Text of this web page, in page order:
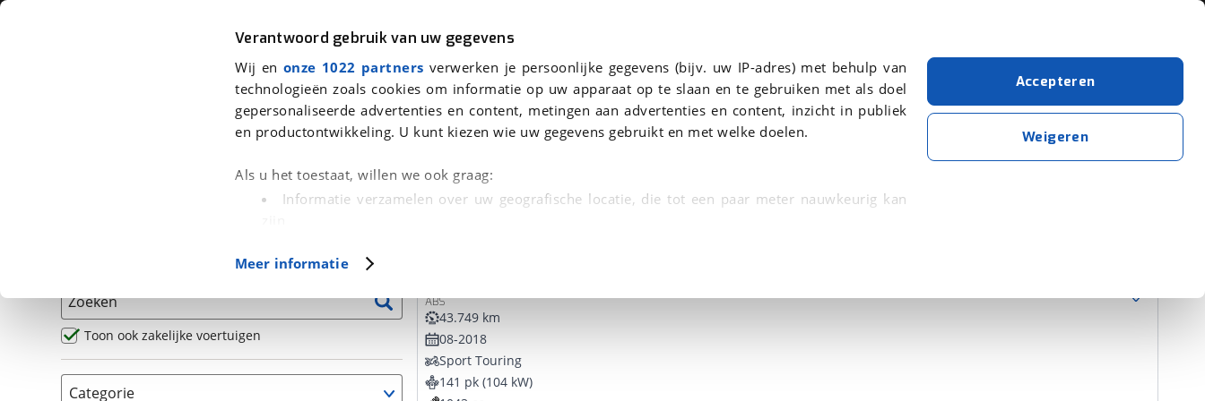
Verantwoord gebruik van uw gegevens
Wij en onze 1022 partners verwerken je persoonlijke gegevens (bijv. uw IP-adres) met behulp van
technologieën zoals cookies om informatie op uw apparaat op te slaan en te gebruiken met als doel
gepersonaliseerde advertenties en content, metingen aan advertenties en content, inzicht in publiek
en productontwikkeling. U kunt kiezen wie uw gegevens gebruikt en met welke doelen.
Als u het toestaat, willen we ook graag:
Informatie verzamelen over uw geografische locatie, die tot een paar meter nauwkeurig kan
(fingerprinting)
in. U kunt uw toestemming op elk moment wijzigen of intrekken in de
Cookieverklaring.
Met cookies en vergelijkbare technieken zorgen we voor een betere en meer persoonlijke ervaring.
Functionele cookies zorgen ervoor dat de website goed werkt. Ook gebruiken we analytische cookies
Meer informatie
Accepteren
Weigeren
Auto Fiets Motor
We hebben 63 motoren voor je gevonden
Zoeken
Toon ook zakelijke voertuigen
Categorie
ABS
43.749 km
08-2018
Sport Touring
141 pk (104 kW)